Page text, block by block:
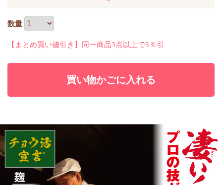
数量
【まとめ買い値引き】同一商品3点以上で5％引
買い物かごに入れる